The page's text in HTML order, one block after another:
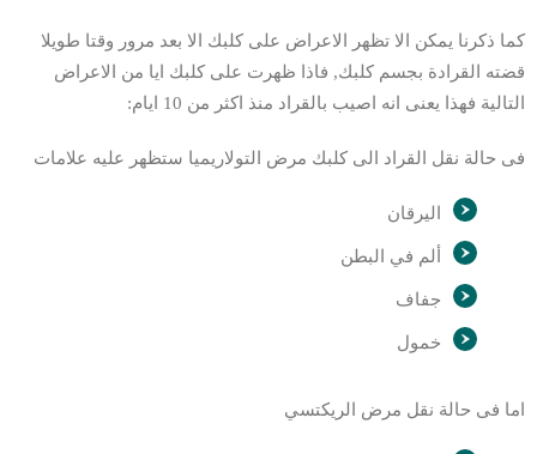
كما ذكرنا يمكن الا تظهر الاعراض على كلبك الا بعد مرور وقتا طويلا
قضته القرادة بجسم كلبك, فاذا ظهرت على كلبك ايا من الاعراض
التالية فهذا يعنى انه اصيب بالقراد منذ اكثر من 10 ايام:
فى حالة نقل القراد الى كلبك مرض التولاريميا ستظهر عليه علامات
اليرقان
ألم في البطن
جفاف
خمول
اما فى حالة نقل مرض الريكتسي